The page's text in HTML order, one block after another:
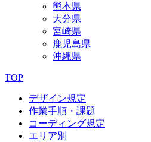
熊本県
大分県
宮崎県
鹿児島県
沖縄県
TOP
デザイン規定
作業手順・課題
コーディング規定
エリア別